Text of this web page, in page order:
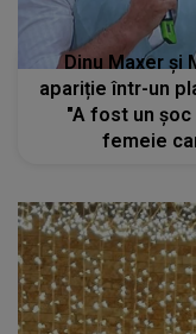
Dinu Maxer și
apariție într-un
"A fost un
femeie